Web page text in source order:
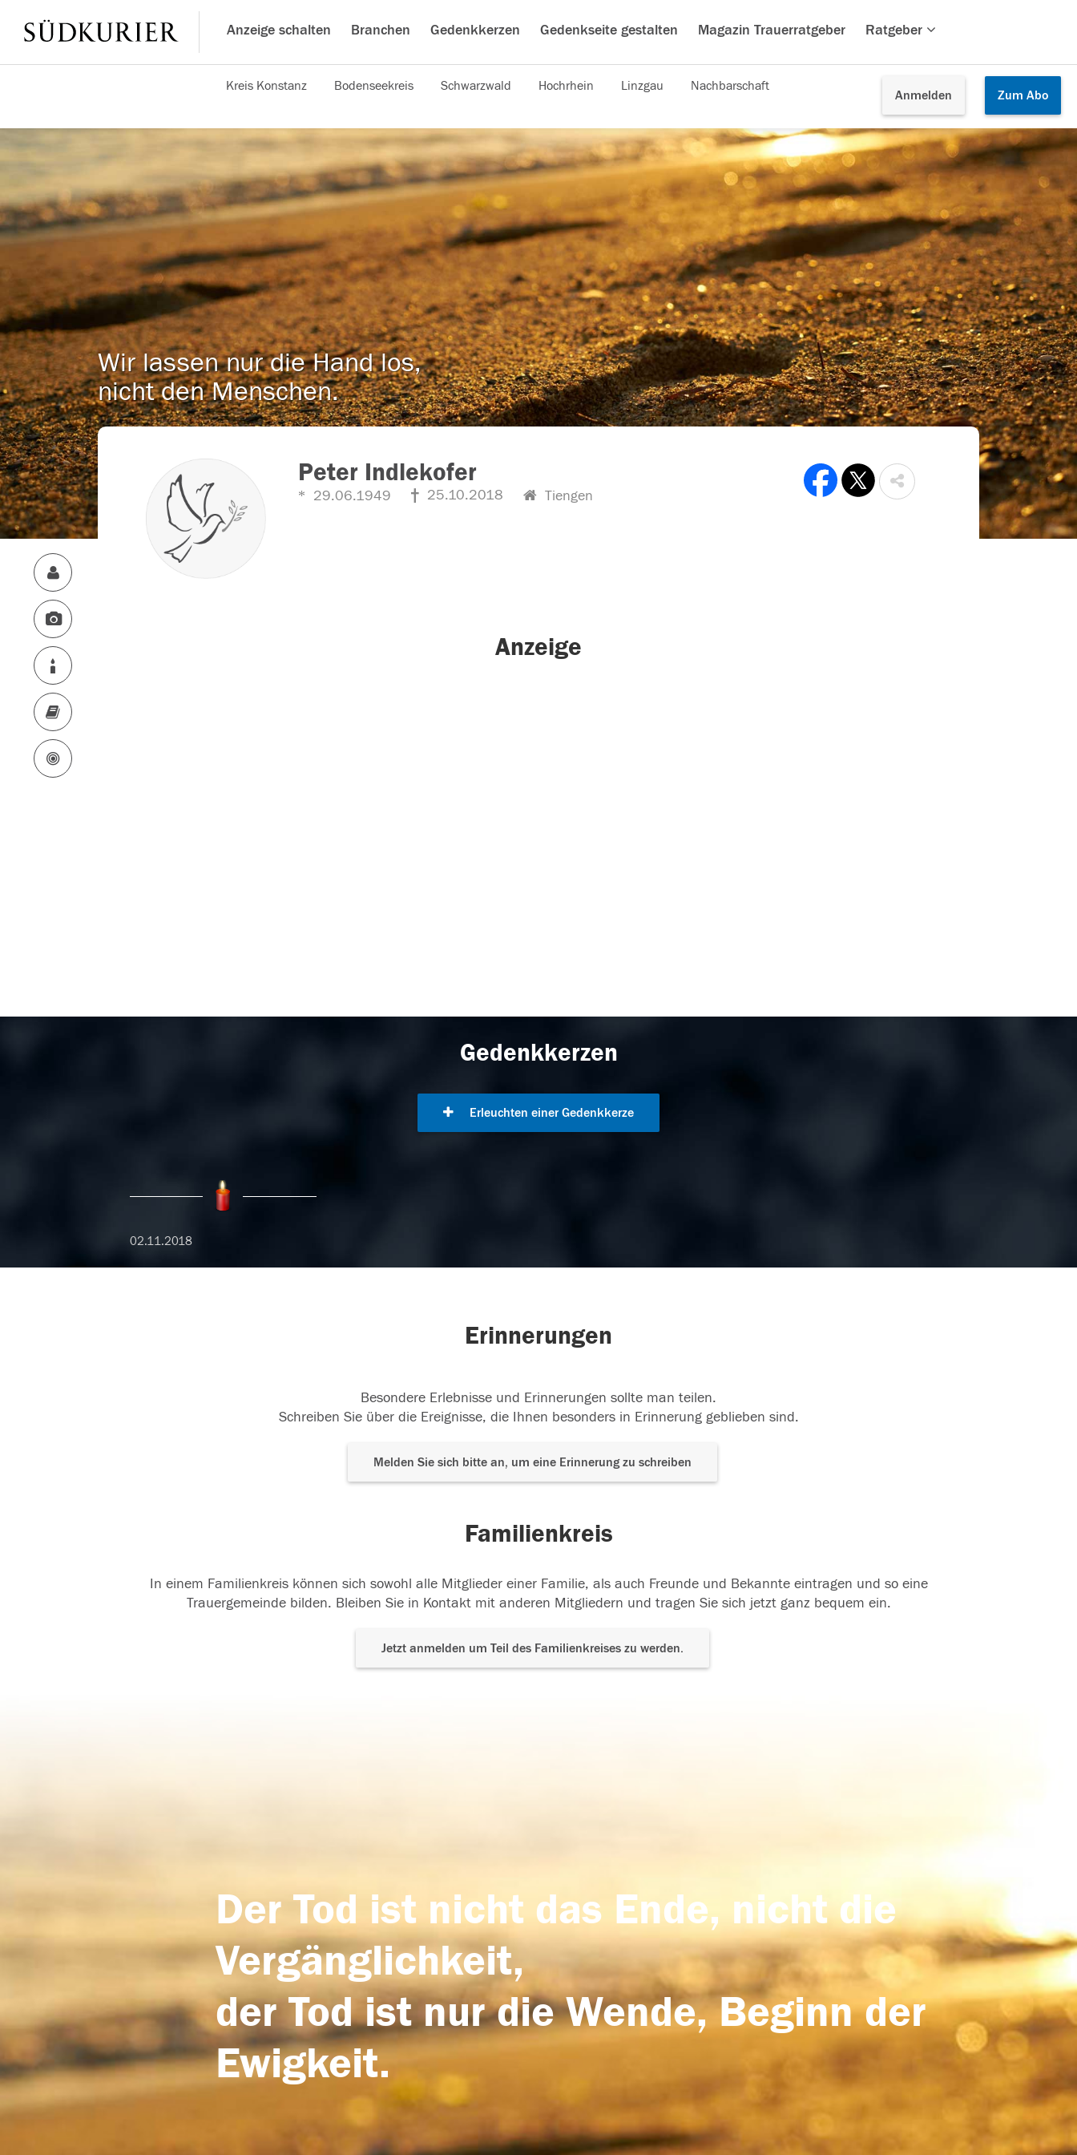
Anzeige schalten Branchen Gedenkkerzen Gedenkseite gestalten Magazin Trauerratgeber Ratgeber
Anmelden Zum Abo
Kreis Konstanz Bodenseekreis Schwarzwald Hochrhein Linzgau Nachbarschaft
Wir lassen nur die Hand los,
nicht den Menschen.
Peter Indlekofer
29.06.1949 25.10.2018 Tiengen
Anzeige
Gedenkkerzen
Erleuchten einer Gedenkkerze
02.11.2018
Erinnerungen
Besondere Erlebnisse und Erinnerungen sollte man teilen.
Schreiben Sie über die Ereignisse, die Ihnen besonders in Erinnerung geblieben sind.
Melden Sie sich bitte an, um eine Erinnerung zu schreiben
Familienkreis
In einem Familienkreis können sich sowohl alle Mitglieder einer Familie, als auch Freunde und Bekannte eintragen und so eine
Trauergemeinde bilden. Bleiben Sie in Kontakt mit anderen Mitgliedern und tragen Sie sich jetzt ganz bequem ein.
Jetzt anmelden um Teil des Familienkreises zu werden.
Der Tod ist nicht das Ende, nicht die
Vergänglichkeit,
der Tod ist nur die Wende, Beginn der
Ewigkeit.